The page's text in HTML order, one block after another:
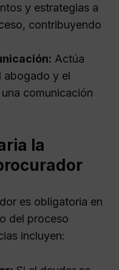
y estrategias a
contribuyendo
Actúa
abogado y el
comunicación
la
es obligatoria en
del proceso
incluyen: